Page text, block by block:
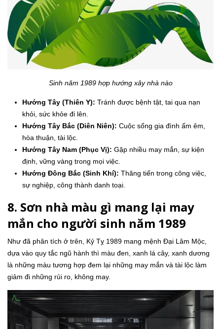
Sinh năm 1989 hợp hướng xây nhà nào
Hướng Tây (Thiên Y): Tránh được bệnh tật, tai qua nạn
khỏi, sức khỏe đi lên.
Hướng Tây Bắc (Diên Niên): Cuộc sống gia đình ấm êm,
hòa thuận, tài lộc.
Hướng Tây Nam (Phục Vị): Gặp nhiều may mắn, sự kiện
định, vững vàng trong mọi việc.
Hướng Đông Bắc (Sinh Khí): Thăng tiến trong công việc,
sự nghiệp, công thành danh toại.
8. Sơn nhà màu gì mang lại may
mắn cho người sinh năm 1989
Như đã phân tích ở trên, Kỷ Tỵ 1989 mang mệnh Đại Lâm Mộc,
dựa vào quy tắc ngũ hành thì màu đen, xanh lá cây, xanh dương
là những màu tương hợp đem lại những may mắn và tài lộc làm
giảm đi những rủi ro, không may.